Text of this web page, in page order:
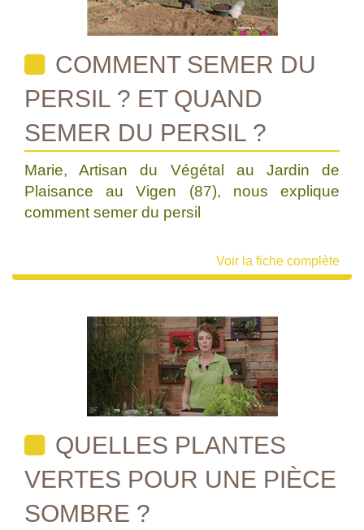
COMMENT SEMER DU
PERSIL ? ET QUAND
SEMER DU PERSIL ?
Marie, Artisan du Végétal au Jardin de
Plaisance au Vigen (87), nous explique
comment semer du persil
Voir la fiche complète
QUELLES PLANTES
VERTES POUR UNE PIÈCE
SOMBRE ?